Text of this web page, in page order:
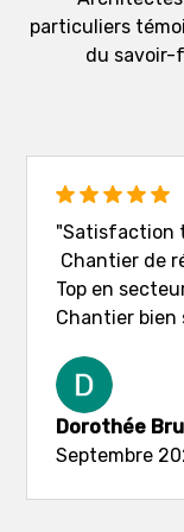
particuliers
du savoir-
"Satisfaction
Chantier de
Top en
Chantier bien
Dorothée
Septembre